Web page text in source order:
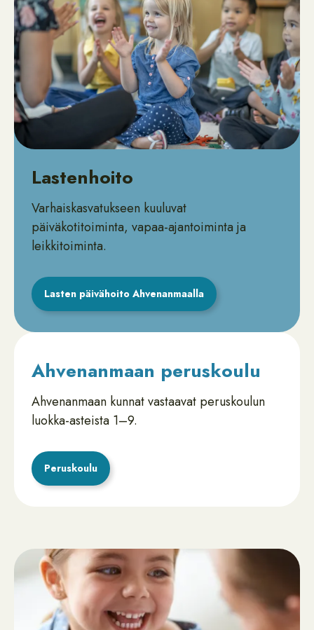
Lastenhoito
Varhaiskasvatukseen kuuluvat
päiväkotitoiminta, vapaa-ajantoiminta ja
leikkitoiminta.
Lasten päivähoito Ahvenanmaalla
Ahvenanmaan peruskoulu
Ahvenanmaan kunnat vastaavat peruskoulun
luokka-asteista 1–9.
Peruskoulu